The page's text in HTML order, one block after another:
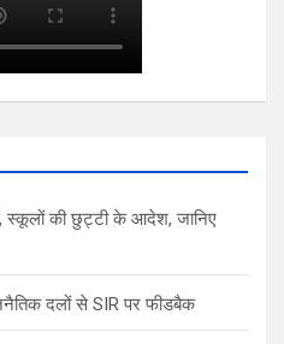
स्कूलों की छुट्टी के आदेश, जानिए
दलों से SIR पर फीडबैक